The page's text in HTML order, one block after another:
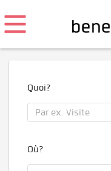
Quoi?
Où?